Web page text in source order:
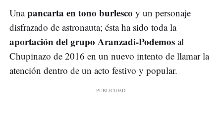
Unapancarta en tono burlesco y un personaje
disfrazado de astronauta; ésta ha sido toda la
aportación del grupo Aranzadi-Podemos al
Chupinazo de 2016 en un nuevo intento de llamar la
atención dentro de un acto festivo y popular.